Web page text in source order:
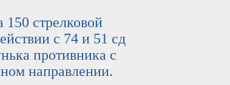
стрелковой
с 74 и 51 сд
противника с
направлении.